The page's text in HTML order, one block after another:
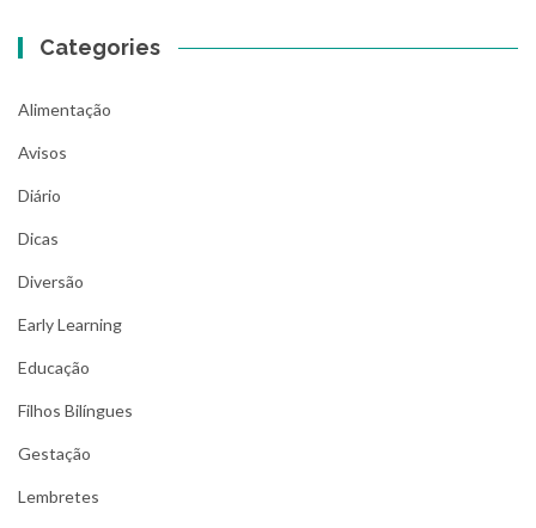
Categories
Alimentação
Avisos
Diário
Dicas
Diversão
Early Learning
Educação
Filhos Bilíngues
Gestação
Lembretes